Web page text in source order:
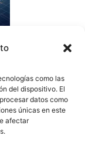
como las
del dispositivo. El
datos como
únicas en este
afectar